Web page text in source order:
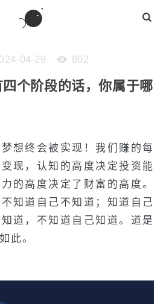
04-29 802
个阶段的话，你属于哪
想终会被实现！我们赚的每
现，认知的高度决定投资能
的高度决定了财富的高度。
知道自己不知道；知道自己
道，不知道自己知道。道是
此。